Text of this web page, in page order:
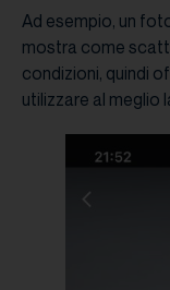
Ad esempio, un
mostra come
condizioni, quindi
utilizzare al